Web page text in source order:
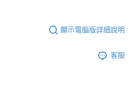
顯示電腦版詳細說明
客服